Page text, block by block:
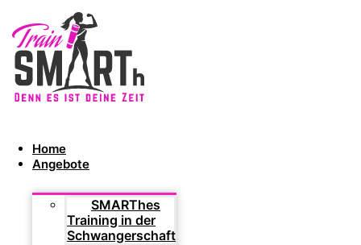
Home
Angebote
SMARThes
Training in der
Schwangerschaft